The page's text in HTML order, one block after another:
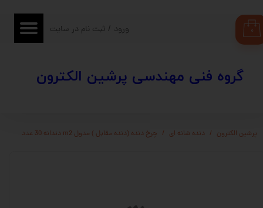
​​گروه فنی مهندسی پرشین الکترون
۰ ورود / ثبت نام در سایت
حساب کاربری من
سفارشات
پرشین الکترون دنده شانه ای چرخ دنده (دنده مقابل ) مدول m2 دندانه 30 عدد